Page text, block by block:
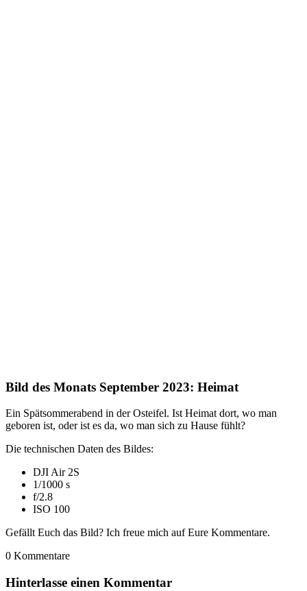
Bild des Monats September 2023: Heimat
Ein Spätsommerabend in der Osteifel. Ist Heimat dort, wo man
geboren ist, oder ist es da, wo man sich zu Hause fühlt?
Die technischen Daten des Bildes:
DJI Air 2S
1/1000 s
f/2.8
ISO 100
Gefällt Euch das Bild? Ich freue mich auf Eure Kommentare.
0 Kommentare
Hinterlasse einen Kommentar